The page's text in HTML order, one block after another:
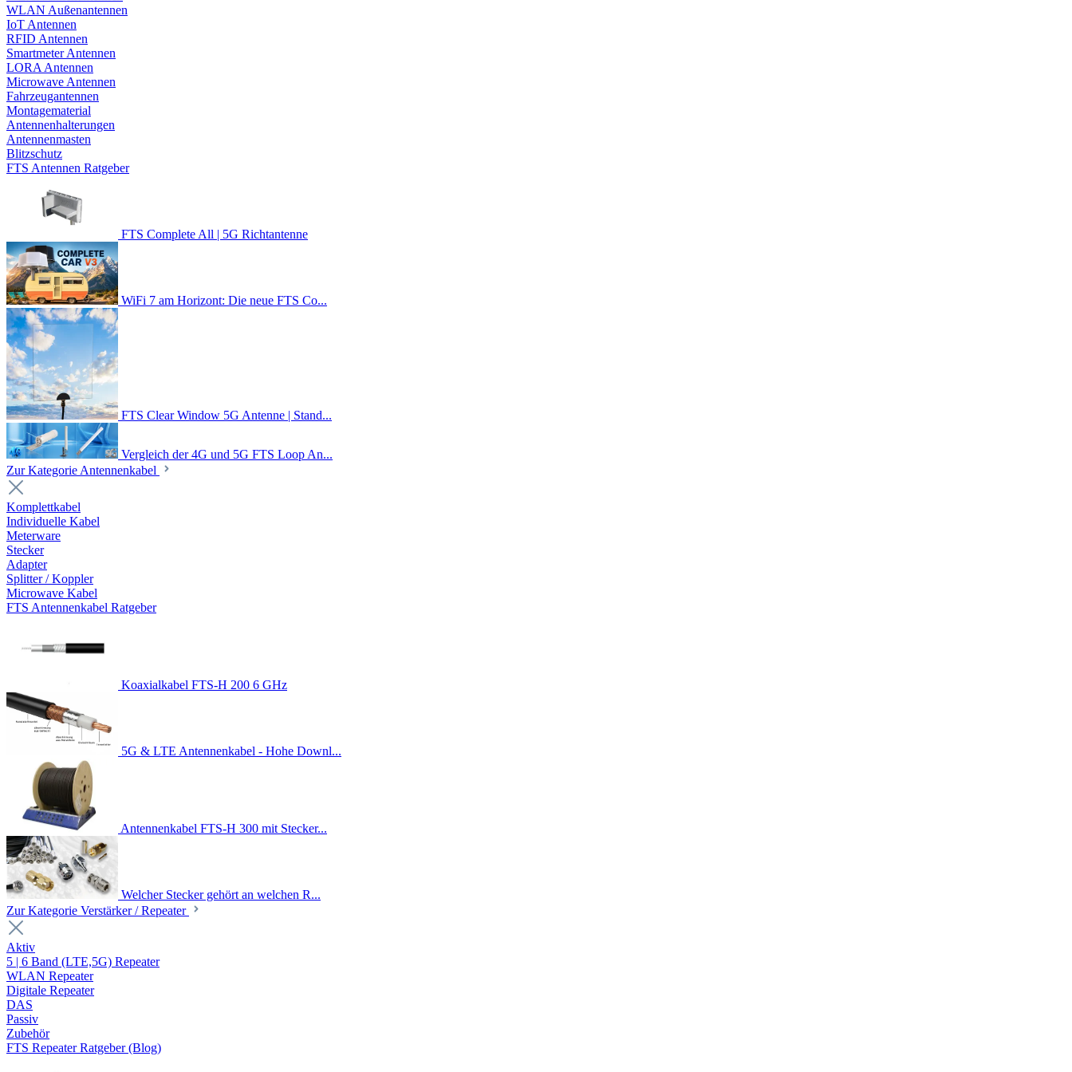
WLAN Außenantennen
IoT Antennen
RFID Antennen
Smartmeter Antennen
LORA Antennen
Microwave Antennen
Fahrzeugantennen
Montagematerial
Antennenhalterungen
Antennenmasten
Blitzschutz
FTS Antennen Ratgeber
FTS Complete All | 5G Richtantenne
WiFi 7 am Horizont: Die neue FTS Co...
FTS Clear Window 5G Antenne | Stand...
Vergleich der 4G und 5G FTS Loop An...
Zur Kategorie Antennenkabel
Komplettkabel
Individuelle Kabel
Meterware
Stecker
Adapter
Splitter / Koppler
Microwave Kabel
FTS Antennenkabel Ratgeber
Koaxialkabel FTS-H 200 6 GHz
5G & LTE Antennenkabel - Hohe Downl...
Antennenkabel FTS-H 300 mit Stecker...
Welcher Stecker gehört an welchen R...
Zur Kategorie Verstärker / Repeater
Aktiv
5 | 6 Band (LTE,5G) Repeater
WLAN Repeater
Digitale Repeater
DAS
Passiv
Zubehör
FTS Repeater Ratgeber (Blog)